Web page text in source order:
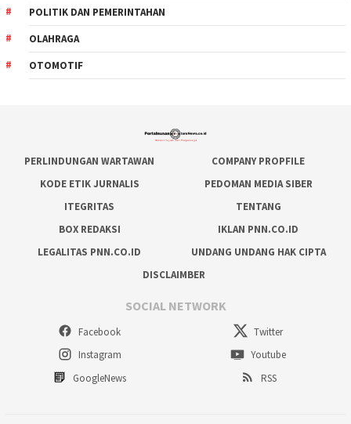
POLITIK DAN PEMERINTAHAN
OLAHRAGA
OTOMOTIF
PERLINDUNGAN WARTAWAN
COMPANY PROPFILE
KODE ETIK JURNALIS
PEDOMAN MEDIA SIBER
ITEGRITAS
TENTANG
BOX REDAKSI
IKLAN PNN.CO.ID
LEGALITAS PNN.CO.ID
UNDANG UNDANG HAK CIPTA
DISCLAIMBER
SOCIAL NETWORK
Facebook
Twitter
Instagram
Youtube
GoogleNews
RSS